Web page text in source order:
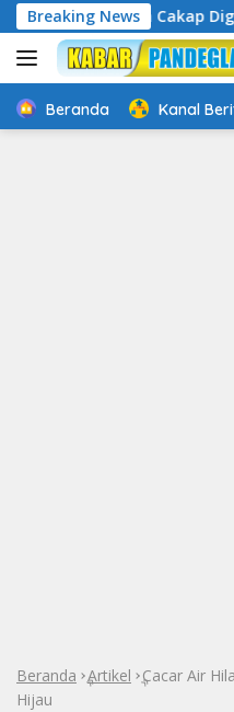
Langsung
ke
konten
Breaking News
Makin Cakap Digital,
Beranda Kanal
Beranda »
Artikel »Cасаr Air
Hijau